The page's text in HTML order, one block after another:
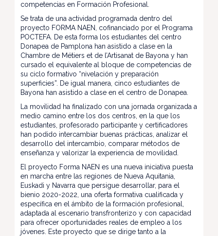
competencias en Formación Profesional.
Se trata de una actividad programada dentro del
proyecto FORMA NAEN, cofinanciado por el Programa
POCTEFA. De esta forma los estudiantes del centro
Donapea de Pamplona han asistido a clase en la
Chambre de Métiers et de l’Artisanat de Bayona y han
cursado el equivalente al bloque de competencias de
su ciclo formativo “nivelación y preparación
superficies”. De igual manera, cinco estudiantes de
Bayona han asistido a clase en el centro de Donapea.
La movilidad ha finalizado con una jornada organizada a
medio camino entre los dos centros, en la que los
estudiantes, profesorado participante y certificadores
han podido intercambiar buenas prácticas, analizar el
desarrollo del intercambio, comparar métodos de
enseñanza y valorizar la experiencia de movilidad.
El proyecto Forma NAEN es una nueva iniciativa puesta
en marcha entre las regiones de Nueva Aquitania,
Euskadi y Navarra que persigue desarrollar, para el
bienio 2020-2022, una oferta formativa cualificada y
específica en el ámbito de la formación profesional,
adaptada al escenario transfronterizo y con capacidad
para ofrecer oportunidades reales de empleo a los
jóvenes. Este proyecto que se dirige tanto a la